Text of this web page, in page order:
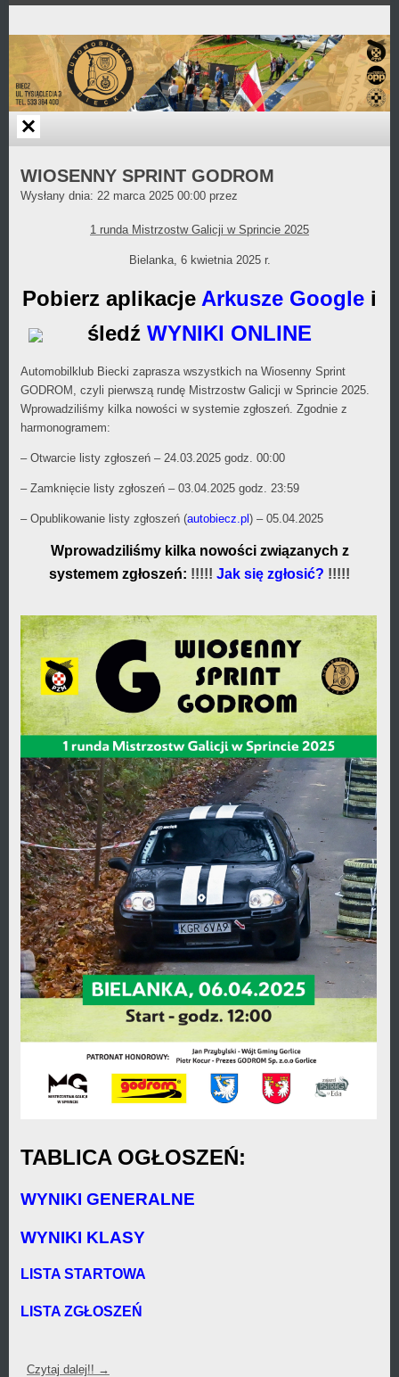
Przejdź
zawartości
Skip
TEXT-
8
Skip
BLOCK-
2
Skip
TEXT-
12
Skip
TEXT-
13
Skip
TEXT-
18
Skip
CUSTOM_HTML-
4
Skip
AI1EC_AGENDA_WIDGET-
2
Skip
TEXT-
11
Skip
TEXT-
9
WIOSENNY SPRINT GODROM
Wysłany dnia: 22 marca 2025 00:00 przez
1 runda Mistrzostw Galicji w Sprincie 2025
Bielanka, 6 kwietnia 2025 r.
Pobierz aplikacje Arkusze Google i
śledź WYNIKI ONLINE
Automobilklub Biecki zaprasza wszystkich na Wiosenny Sprint
GODROM, czyli pierwszą rundę Mistrzostw Galicji w Sprincie 2025.
Wprowadziliśmy kilka nowości w systemie zgłoszeń. Zgodnie z
harmonogramem:
– Otwarcie listy zgłoszeń – 24.03.2025 godz. 00:00
– Zamknięcie listy zgłoszeń – 03.04.2025 godz. 23:59
– Opublikowanie listy zgłoszeń (autobiecz.pl ) – 05.04.2025
Wprowadziliśmy kilka nowości związanych z
systemem zgłoszeń: !!!!! Jak się zgłosić? !!!!!
TABLICA OGŁOSZEŃ:
WYNIKI GENERALNE
WYNIKI KLASY
LISTA STARTOWA
LISTA ZGŁOSZEŃ
Czytaj dalej!! →